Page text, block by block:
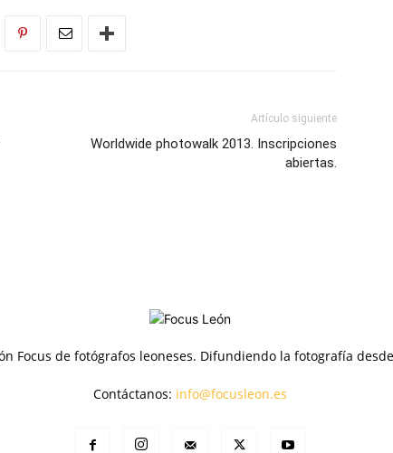
Artículo siguiente
Worldwide photowalk 2013. Inscripciones
abiertas.
Focus de fotógrafos leoneses. Difundiendo la fotografía
Contáctanos: info@focusleon.es